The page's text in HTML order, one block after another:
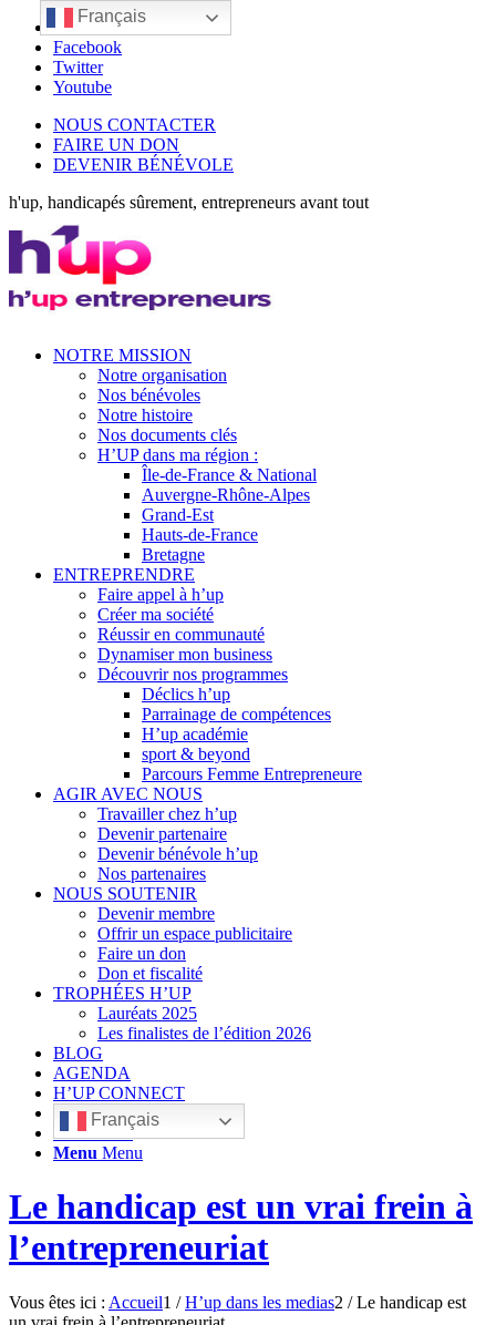
LinkedIn
Facebook
Twitter
Youtube
NOUS CONTACTER
FAIRE UN DON
DEVENIR BÉNÉVOLE
h'up, handicapés sûrement, entrepreneurs avant tout
NOTRE MISSION
Notre organisation
Nos bénévoles
Notre histoire
Nos documents clés
H’UP dans ma région :
Île-de-France & National
Auvergne-Rhône-Alpes
Grand-Est
Hauts-de-France
Bretagne
ENTREPRENDRE
Faire appel à h’up
Créer ma société
Réussir en communauté
Dynamiser mon business
Découvrir nos programmes
Déclics h’up
Parrainage de compétences
H’up académie
sport & beyond
Parcours Femme Entrepreneure
AGIR AVEC NOUS
Travailler chez h’up
Devenir partenaire
Devenir bénévole h’up
Nos partenaires
NOUS SOUTENIR
Devenir membre
Offrir un espace publicitaire
Faire un don
Don et fiscalité
TROPHÉES H’UP
Lauréats 2025
Les finalistes de l’édition 2026
BLOG
AGENDA
H’UP CONNECT
Français
Rechercher
Menu Menu
Le handicap est un vrai frein à
l’entrepreneuriat
Vous êtes ici : Accueil1 / H’up dans les medias2 / Le handicap est
Français